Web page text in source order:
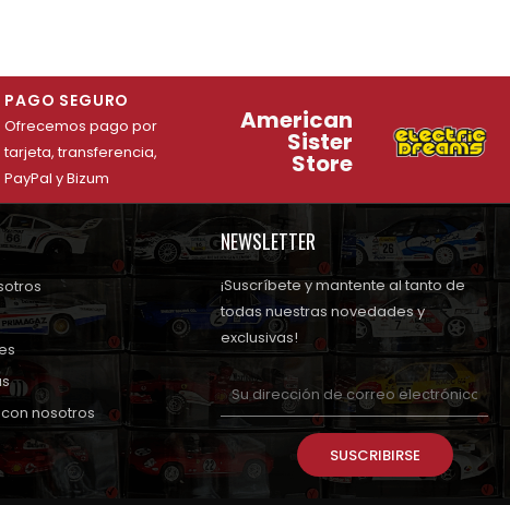
PAGO SEGURO
Ofrecemos pago por
tarjeta, transferencia,
PayPal y Bizum
American
Sister
Store
nosotros
NEWSLETTER
¡Suscríbete y mantente al tanto de
todas nuestras novedades y
exclusivas!
SUSCRIBIRSE